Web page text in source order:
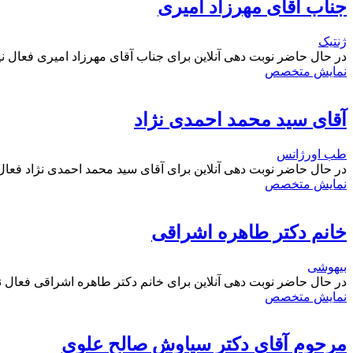
جناب آقای مهرزاد امیری
ژنتیک
در حال حاضر نوبت دهی آنلاین برای جناب آقای مهرزاد امیری فعال
نمایش متخصص
آقای سید محمد احمدی نژاد
طب اورژانس
در حال حاضر نوبت دهی آنلاین برای آقای سید محمد احمدی نژاد
نمایش متخصص
خانم دکتر طاهره اشراقی
بیهوشی
در حال حاضر نوبت دهی آنلاین برای خانم دکتر طاهره اشراقی
نمایش متخصص
مرحوم آقای دکتر سیاوش صالح علوی